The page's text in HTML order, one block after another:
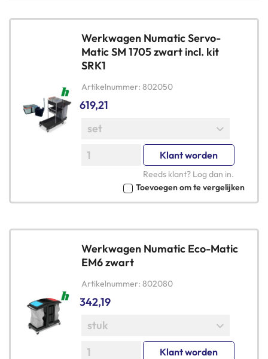
momenteel
pagina
Werkwagen Numatic Servo-
Matic SM 1705 zwart incl. kit
SRK1
Artikelnummer 802050
619,21
Klant worden
Reeds klant? Log dan in.
Toevoegen om te vergelijken
Werkwagen Numatic Eco-Matic
EM6 zwart
Artikelnummer 802080
342,19
Klant worden